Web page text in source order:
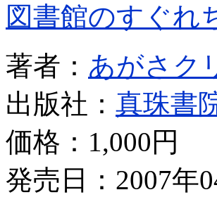
図書館のすぐれ
著者： あがさク
出版社： 真珠書
価格： 1,000円
発売日：2007年